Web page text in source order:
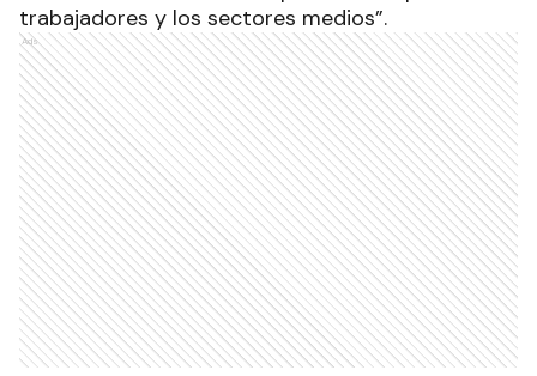
(Buenos Aires), Sergio Ziliotto (La Pampa), Raúl
Jalil (Catamarca), Osvaldo Jaldo (Tucumán), Gildo
Insfrán (Formosa), Ricardo Quintela (La Rioja),
Gustavo Melella (Tierra del Fuego) y Gerardo
Zamora (Santiago del Estero) expresaron su
postura sobre la reunión con el gobierno
nacional.
En ese mismo comunicado, los gobernadores
advirtieron: “El gobierno nacional comenzó a
aplicar un plan económico que incluyó una
devaluación del 118% -la más grande de la
historia- sin medidas compensatorias para los
trabajadores y los sectores medios”.